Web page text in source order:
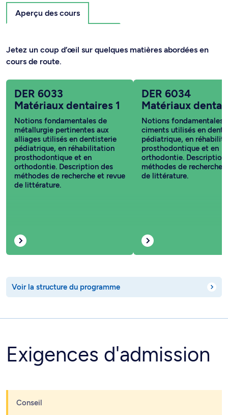
Aperçu des cours
Jetez un coup d’œil sur quelques matières abordées en
cours de route.
DER 6033
Matériaux dentaires 1
Notions fondamentales de
métallurgie pertinentes aux
alliages utilisés en dentisterie
pédiatrique, en réhabilitation
prosthodontique et en
orthodontie. Description des
méthodes de recherche et revue
de littérature.
DER 6034
Matériaux
Notions fondamentales
ciments utilisés en
pédiatrique, en
prosthodontique et en
orthodontie. Description
méthodes de recherche
de littérature.
Voir la structure du programme
Exigences d'admission
Conseil